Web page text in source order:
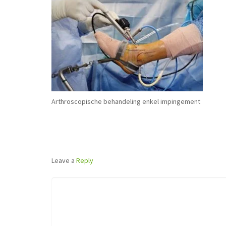
Arthroscopische behandeling enkel impingement
Leave a Reply